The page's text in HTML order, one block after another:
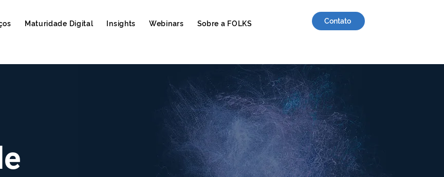
Maturidade Digital Insights Webinars Sobre a FOLKS Contato